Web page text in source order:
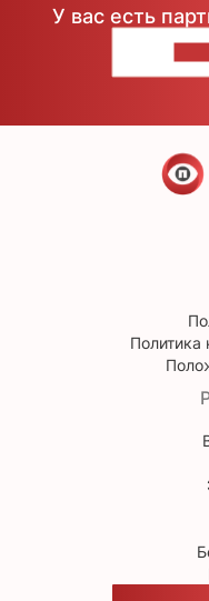
У вас есть
Политика